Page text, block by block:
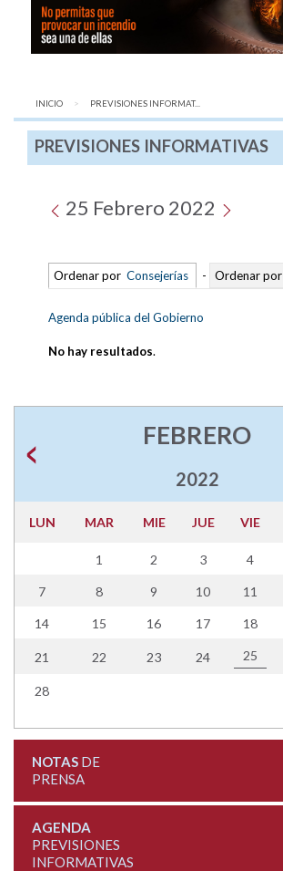
INICIO AQUÍ:
PREVISIONES INFORMAT...
PREVISIONES INFORMATIVAS
25 Febrero 2022
Ordenar por Consejerías - Ordenar por
Agenda pública del Gobierno
No hay resultados.
FEBRERO
2022
LUN MAR MIE JUE VIE
1 2 3 4
7 8 9 10 11
14 15 16 17 18
21 22 23 24 25
28
NOTASDE
PRENSA
AGENDA
PREVISIONES
INFORMATIVAS